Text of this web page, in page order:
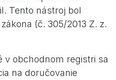
Tento nástroj bol
(č. 305/2013 Z. z.
v obchodnom registri sa
na doručovanie